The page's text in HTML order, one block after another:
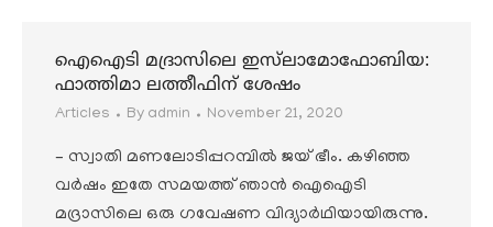
ഐഐടി മദ്രാസിലെ ഇസ്‌ലാമോഫോബിയ:
ഫാത്തിമാ ലത്തീഫിന് ശേഷം
Articles By admin November 21, 2020
– സ്വാതി മണലോടിപ്പറമ്പില്‍ ജയ് ഭീം. കഴിഞ്ഞ
വർഷം ഇതേ സമയത്ത് ഞാൻ ഐഐടി
മദ്രാസിലെ ഒരു ഗവേഷണ വിദ്യാർഥിയായിരുന്നു.